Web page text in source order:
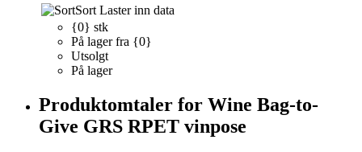
Sort Laster inn data
{0} stk
På lager fra {0}
Utsolgt
På lager
Produktomtaler for Wine Bag-to-
Give GRS RPET vinpose